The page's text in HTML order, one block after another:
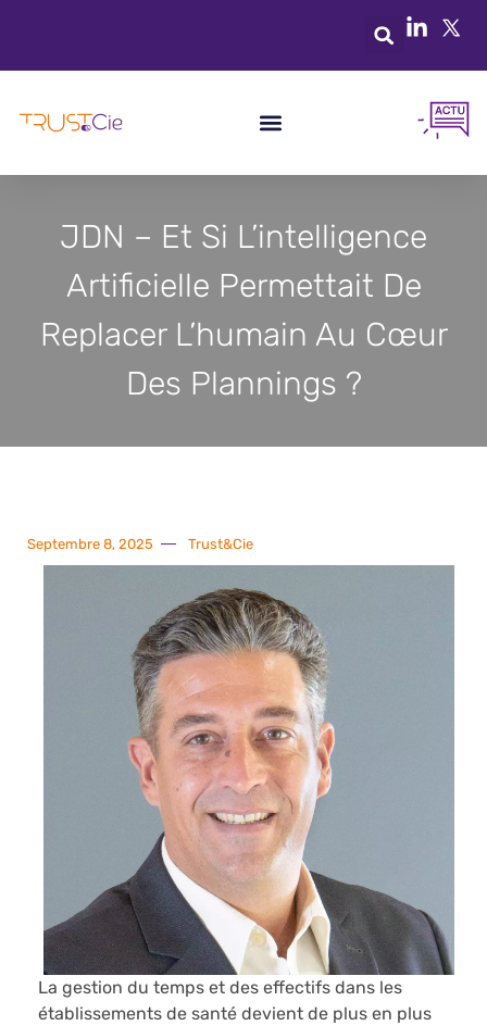
JDN – Et Si L’intelligence
Artificielle Permettait De
Replacer L’humain Au Cœur
Des Plannings ?
Septembre 8, 2025 Trust&Cie
La gestion du temps et des effectifs dans les
établissements de santé devient de plus en plus